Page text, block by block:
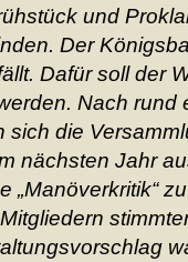
und
Der
Dafür soll der
Nach rund
sich die
nächsten Jahr
„Manöverkritik“